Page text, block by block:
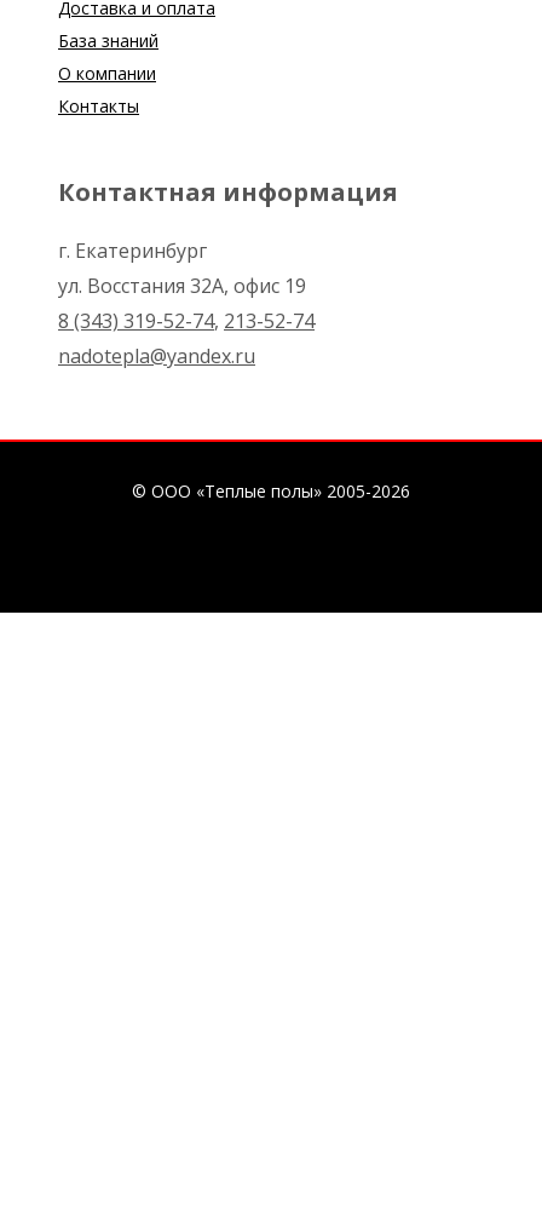
Доставка и оплата
База знаний
О компании
Контакты
Контактная информация
г. Екатеринбург
ул. Восстания 32А, офис 19
8 (343) 319-52-74, 213-52-74
nadotepla@yandex.ru
© ООО «Теплые полы» 2005-2026